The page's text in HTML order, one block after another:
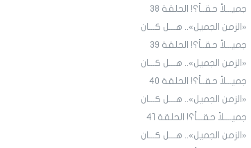
جميـــلاً حقــاً؟! الحلقة 38
«الزمن الجميل».. هـــل كـــان
جميـــلاً حقــاً؟! الحلقة 39
«الزمن الجميل».. هـــل كـــان
جميـــلاً حقــاً؟! الحلقة 40
«الزمن الجميل».. هـــل كـــان
جميــــلاً حقـــاً؟! الحلقة 4١
«الزمن الجميل».. هـــل كـــان